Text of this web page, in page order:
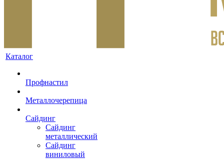
Каталог
Профнастил
Металлочерепица
Сайдинг
Сайдинг
металлический
Сайдинг
виниловый